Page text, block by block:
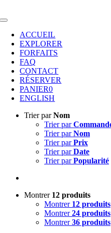
au
Toggle
NavigationACCUEIL
EXPLORER
FORFAITS
FAQ
CONTACT
RÉSERVER
PANIER0
ENGLISH
Trier parNom
Trier par
Trier parNom
Trier parPrix
Trier parDate
Trier parPopularité
Montrer 12 produits
Montrer 12 produits
Montrer24 produits
Montrer36 produits